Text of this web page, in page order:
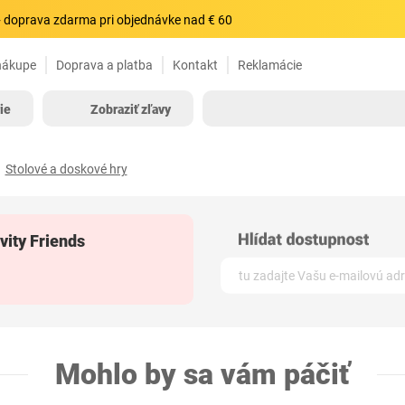
zdarma pri objednávke nad € 60
Doprava a platba Kontakt Reklamácie
Zobraziť zľavy
Stolové a doskové hry
Friends
Mohlo by sa vám páčiť